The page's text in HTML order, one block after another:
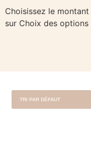
Choisissez le
sur Choix des options